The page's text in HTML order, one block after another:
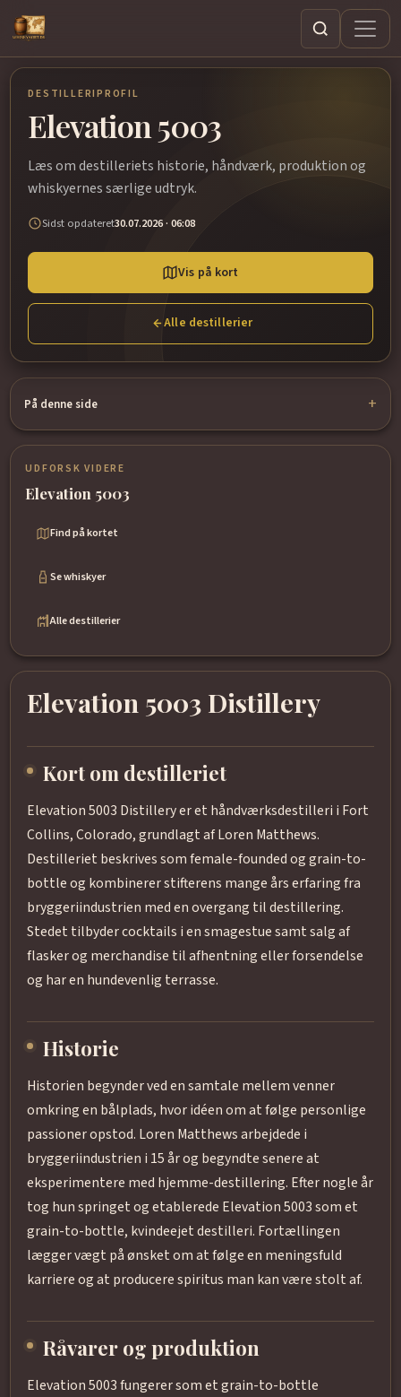
Søg
DESTILLERIPROFIL
Elevation 5003
Læs om destilleriets historie, håndværk, produktion og
whiskyernes særlige udtryk.
Sidst opdateret30.07.2026 · 06:08
Vis på kort
Alle destillerier
På denne side
UDFORSK VIDERE
Elevation 5003
Find på kortet
Se whiskyer
Alle destillerier
Elevation 5003 Distillery
Kort om destilleriet
Elevation 5003 Distillery er et håndværksdestilleri i Fort
Collins, Colorado, grundlagt af Loren Matthews.
Destilleriet beskrives som female-founded og grain-to-
bottle og kombinerer stifterens mange års erfaring fra
bryggeriindustrien med en overgang til destillering.
Stedet tilbyder cocktails i en smagestue samt salg af
flasker og merchandise til afhentning eller forsendelse
og har en hundevenlig terrasse.
Historie
Historien begynder ved en samtale mellem venner
omkring en bålplads, hvor idéen om at følge personlige
passioner opstod. Loren Matthews arbejdede i
bryggeriindustrien i 15 år og begyndte senere at
eksperimentere med hjemme-destillering. Efter nogle år
tog hun springet og etablerede Elevation 5003 som et
grain-to-bottle, kvindeejet destilleri. Fortællingen
lægger vægt på ønsket om at følge en meningsfuld
karriere og at producere spiritus man kan være stolt af.
Råvarer og produktion
Elevation 5003 fungerer som et grain-to-bottle